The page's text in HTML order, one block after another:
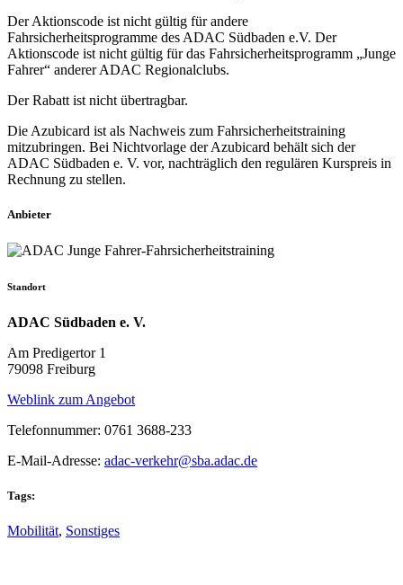
Der Aktionscode ist nicht gültig für andere
Fahrsicherheitsprogramme des ADAC Südbaden e.V. Der
Aktionscode ist nicht gültig für das Fahrsicherheitsprogramm „Junge
Fahrer“ anderer ADAC Regionalclubs.
Der Rabatt ist nicht übertragbar.
Die Azubicard ist als Nachweis zum Fahrsicherheitstraining
mitzubringen. Bei Nichtvorlage der Azubicard behält sich der
ADAC Südbaden e. V. vor, nachträglich den regulären Kurspreis in
Rechnung zu stellen.
Anbieter
Standort
ADAC Südbaden e. V.
Am Predigertor 1
79098 Freiburg
Weblink zum Angebot
Telefonnummer: 0761 3688-233
E-Mail-Adresse: adac-verkehr@sba.adac.de
Tags:
Mobilität, Sonstiges